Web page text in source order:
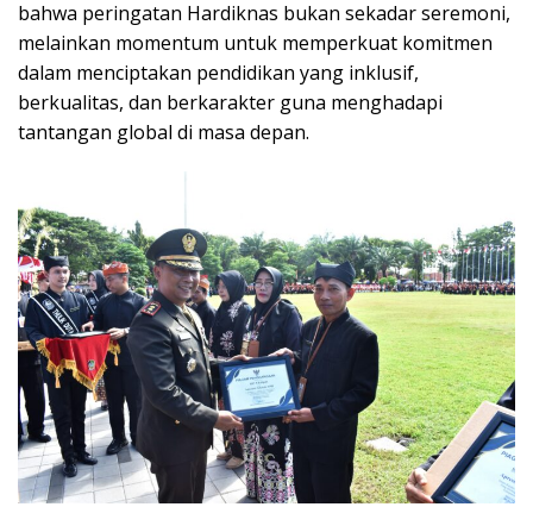
bahwa peringatan Hardiknas bukan sekadar seremoni,
melainkan momentum untuk memperkuat komitmen
dalam menciptakan pendidikan yang inklusif,
berkualitas, dan berkarakter guna menghadapi
tantangan global di masa depan.